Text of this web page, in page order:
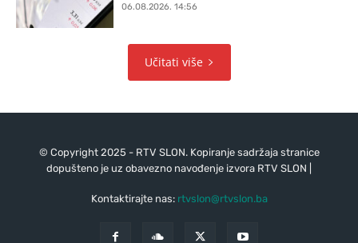
06.08.2026. 14:56
Učitati više
© Copyright 2025 - RTV SLON. Kopiranje sadržaja stranice
dopušteno je uz obavezno navođenje izvora RTV SLON |
Kontaktirajte nas: rtvslon@rtvslon.ba